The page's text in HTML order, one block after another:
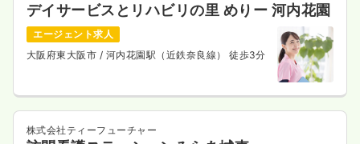
デイサービスとリハビリの里 めりー 河内花園
エージェント求人
大阪府東大阪市 / 河内花園駅（近鉄奈良線） 徒歩3分
株式会社ティーフューチャー